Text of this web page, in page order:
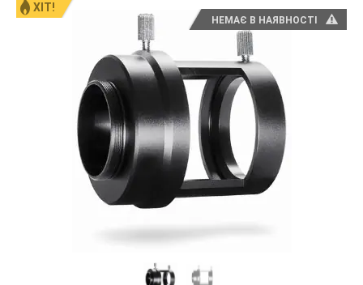
ХІТ!
НЕМАЄ В НАЯВНОСТІ